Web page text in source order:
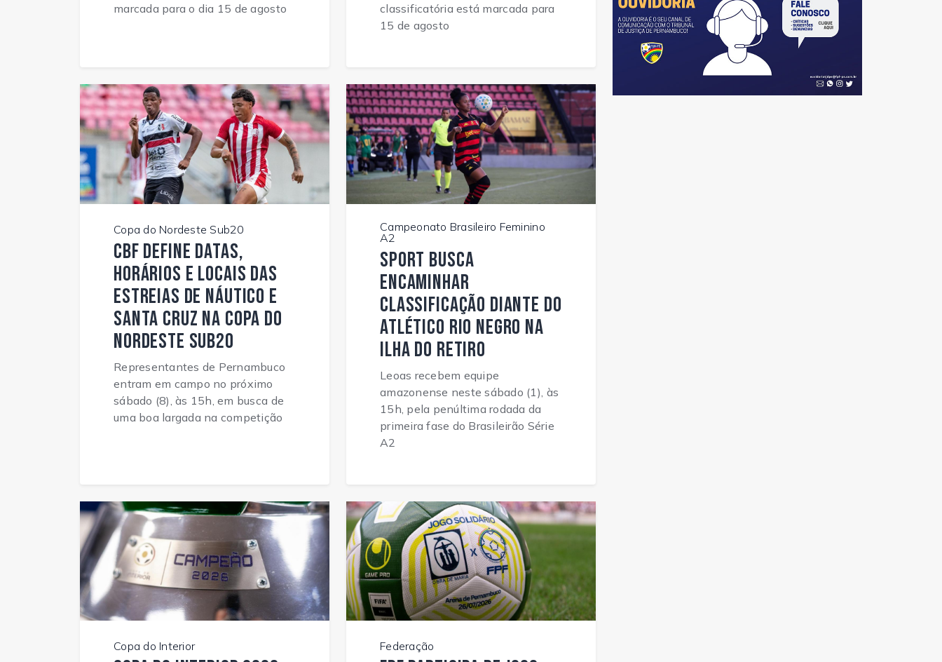
marcada para o dia 15 de agosto
classificatória está marcada para
15 de agosto
Copa do Nordeste Sub20
CBF define datas,
horários e locais das
estreias de Náutico e
Santa Cruz na Copa do
Nordeste Sub20
Representantes de Pernambuco
entram em campo no próximo
sábado (8), às 15h, em busca de
uma boa largada na competição
Campeonato Brasileiro Feminino
A2
Sport busca
encaminhar
classificação diante do
Atlético Rio Negro na
Ilha do Retiro
Leoas recebem equipe
amazonense neste sábado (1), às
15h, pela penúltima rodada da
primeira fase do Brasileirão Série
A2
Copa do Interior Federação